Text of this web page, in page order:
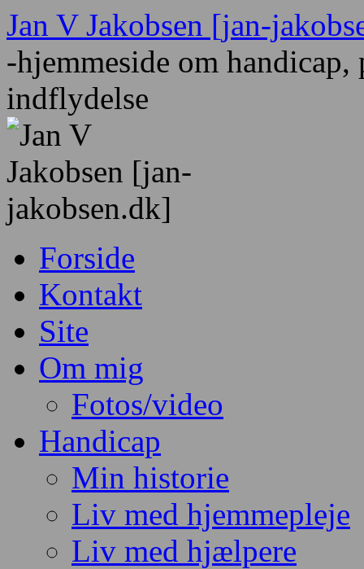
Hop
indhold
Jan V Jakobsen [jan-
-hjemmeside om
indflydelse
Forside
Kontakt
Site
Om mig
Fotos/video
Handicap
Min historie
Liv med hjemmepleje
Liv med hjælpere